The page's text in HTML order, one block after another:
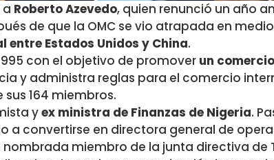
a Roberto Azevedo, quien renunció un año
de que la OMC se vio atrapada en
entre Estados Unidos y China.
con el objetivo de promover un
y administra reglas para el comercio
164 miembros.
yex ministra de Finanzas de Nigeria.
a convertirse en directora general de
nombrada miembro de la junta directiva de